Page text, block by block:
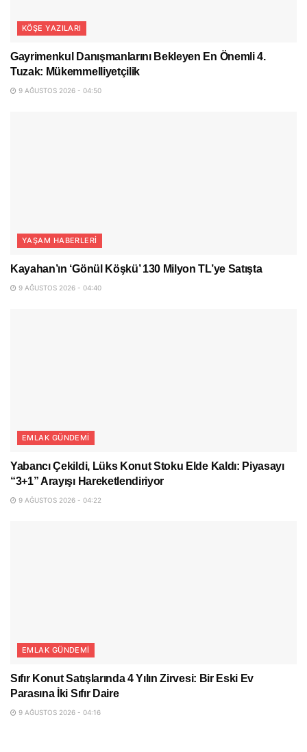
KÖŞE YAZILARI
Gayrimenkul Danışmanlarını Bekleyen En Önemli 4.
Tuzak: Mükemmelliyetçilik
9 AĞUSTOS 2026 - 04:50
YAŞAM HABERLERI
Kayahan’ın ‘Gönül Köşkü’ 130 Milyon TL’ye Satışta
9 AĞUSTOS 2026 - 04:40
EMLAK GÜNDEMI
Yabancı Çekildi, Lüks Konut Stoku Elde Kaldı: Piyasayı
“3+1” Arayışı Hareketlendiriyor
9 AĞUSTOS 2026 - 04:22
EMLAK GÜNDEMI
Sıfır Konut Satışlarında 4 Yılın Zirvesi: Bir Eski Ev
Parasına İki Sıfır Daire
9 AĞUSTOS 2026 - 04:16